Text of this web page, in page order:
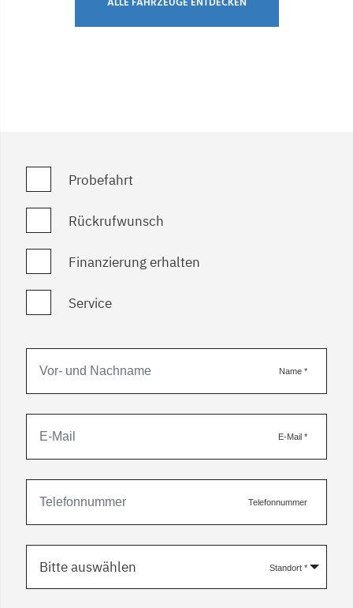
Probefahrt
Rückrufwunsch
Finanzierung erhalten
Service
Name *
E-Mail *
Telefonnummer
Standort *
Bitte auswählen